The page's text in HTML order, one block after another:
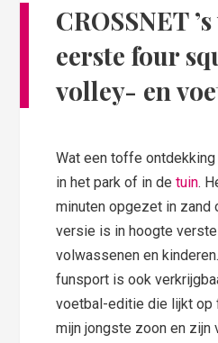
CROSSNET
eerste four
volley- en
Wat een toffe
in het park of in detuin.
minuten opgezet in zand
versie is in hoogte
volwassenen en
funsport is ook
voetbal-editie die lijkt op
mijn jongste zoon en zijn